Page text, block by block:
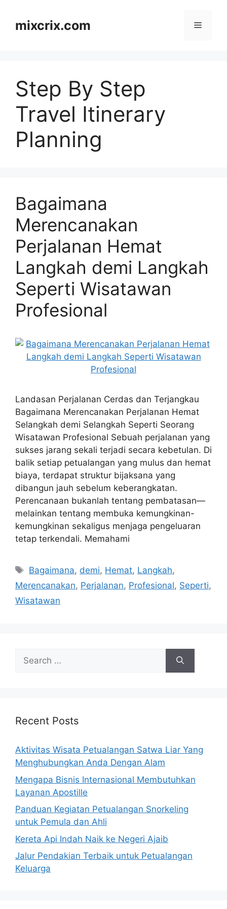
contentmixcrix.com Menu
Step By Step
Travel Itinerary
Planning
Bagaimana
Merencanakan
Perjalanan Hemat
Langkah demi Langkah
Seperti Wisatawan
Profesional
Landasan Perjalanan Cerdas dan Terjangkau
Bagaimana Merencanakan Perjalanan Hemat
Selangkah demi Selangkah Seperti Seorang
Wisatawan Profesional Sebuah perjalanan yang
sukses jarang sekali terjadi secara kebetulan. Di
balik setiap petualangan yang mulus dan hemat
biaya, terdapat struktur bijaksana yang
dibangun jauh sebelum keberangkatan.
Perencanaan bukanlah tentang pembatasan—
melainkan tentang membuka kemungkinan-
kemungkinan sekaligus menjaga pengeluaran
tetap terkendali. Memahami
Tags
Bagaimana, demi, Hemat, Langkah,
Merencanakan, Perjalanan, Profesional, Seperti,
Wisatawan
Search
for:
Recent Posts
Aktivitas Wisata Petualangan Satwa Liar Yang
Menghubungkan Anda Dengan Alam
Mengapa Bisnis Internasional Membutuhkan
Layanan Apostille
Panduan Kegiatan Petualangan Snorkeling
untuk Pemula dan Ahli
Kereta Api Indah Naik ke Negeri Ajaib
Jalur Pendakian Terbaik untuk Petualangan
Keluarga